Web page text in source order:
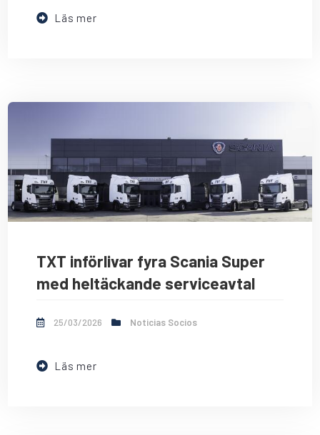
Läs mer
TXT införlivar fyra Scania Super
med heltäckande serviceavtal
25/03/2026 Noticias Socios
Läs mer